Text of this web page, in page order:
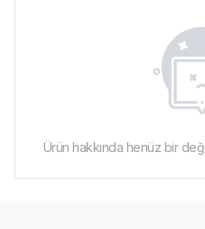
Ürün hakkında henüz bir